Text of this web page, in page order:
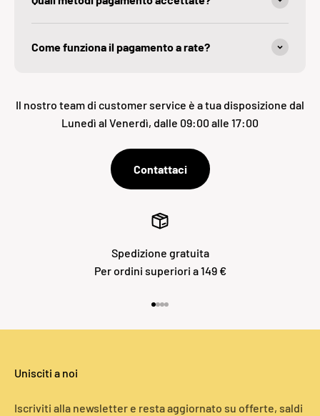
Come funziona il pagamento a rate?
Il nostro team di customer service è a tua disposizione dal
Lunedì al Venerdì, dalle 09:00 alle 17:00
Contattaci
Spedizione gratuita
Per ordini superiori a 149 €
Unisciti a noi
Iscriviti alla newsletter e resta aggiornato su offerte, saldi